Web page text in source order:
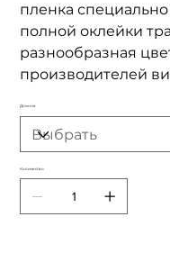
пленка
полной оклейки
разнообразная
производителей
Длинна
Количество